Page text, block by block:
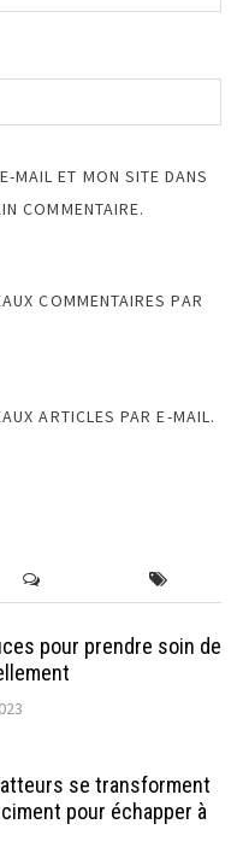
MAIL ET MON SITE DANS
COMMENTAIRE.
COMMENTAIRES PAR
ARTICLES PAR E-MAIL.
pour prendre soin de
se transforment
pour échapper à